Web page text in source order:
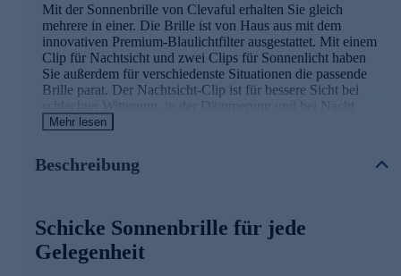
Mit der Sonnenbrille von Clevaful erhalten Sie gleich
mehrere in einer. Die Brille ist von Haus aus mit dem
innovativen Premium-Blaulichtfilter ausgestattet. Mit einem
Clip für Nachtsicht und zwei Clips für Sonnenlicht haben
Sie außerdem für verschiedenste Situationen die passende
Brille parat. Der Nachtsicht-Clip ist für bessere Sicht bei
schlechter Witterung, in der Dämmerung und bei Nacht
konzipiert. Die ultra-polarisierenden Sonnen-Clips mit
und nahtlos auf die Brille. In den Rahmen in optischer
oder beim Spazieren in der Natur klaren, scharfen und
geschützten Durchblick mit der Premium-Clip-Brille von
Vision+.
Mehr lesen
Beschreibung
Schicke Sonnenbrille für jede
Gelegenheit